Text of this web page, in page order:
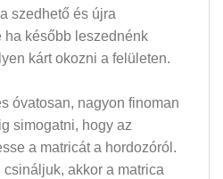
szedhető és újra
később leszednénk
kárt okozni a felületen.
óvatosan, nagyon finoman
simogatni, hogy az
a matricát a hordozóról.
akkor a matrica